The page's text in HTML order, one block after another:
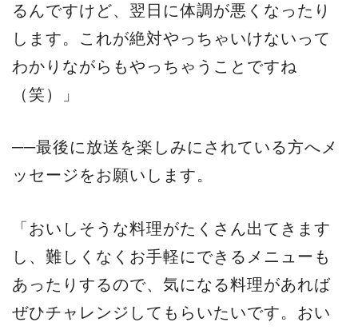
るんですけど、翌日に体調が悪くなったり
します。これが絶対やっちゃいけないって
わかりながらもやっちゃうことですね
（笑）」
──最後に放送を楽しみにされている方へメ
ッセージをお願いします。
「おいしそうな料理がたくさん出てきます
し、難しくなくお手軽にできるメニューも
あったりするので、気になる料理があれば
ぜひチャレンジしてもらいたいです。おい